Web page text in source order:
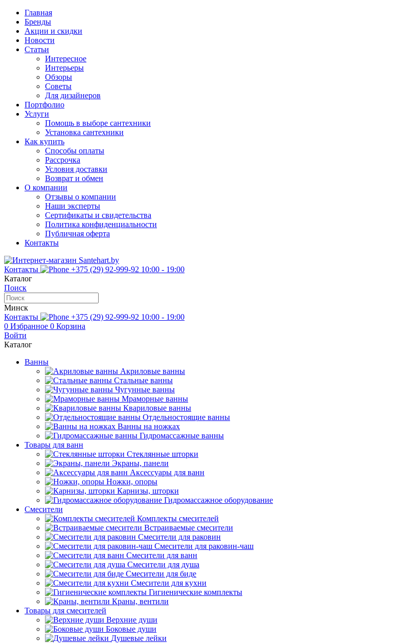
Главная
Бренды
Акции и скидки
Новости
Статьи
Интересное
Интерьеры
Обзоры
Советы
Для дизайнеров
Портфолио
Услуги
Помощь в выборе сантехники
Установка сантехники
Как купить
Способы оплаты
Рассрочка
Условия доставки
Возврат и обмен
О компании
Отзывы о компании
Наши эксперты
Сертификаты и свидетельства
Политика конфиденциальности
Публичная оферта
Контакты
Контакты +375 (29) 92-999-92 10:00 - 19:00
Каталог
Поиск
Минск
Контакты
+375 (29) 92-999-92 10:00 - 19:00
0 Избранное 0 Корзина
Войти
Каталог
Ванны
Акриловые ванны
Стальные ванны
Чугунные ванны
Мраморные ванны
Квариловые ванны
Отдельностоящие ванны
Ванны на ножках
Гидромассажные ванны
Товары для ванн
Стеклянные шторки
Экраны, панели
Аксессуары для ванн
Ножки, опоры
Карнизы, шторки
Гидромассажное оборудование
Смесители
Комплекты смесителей
Встраиваемые смесители
Смесители для раковин
Смесители для раковин-чаш
Смесители для ванн
Смесители для душа
Смесители для биде
Смесители для кухни
Гигиенические комплекты
Краны, вентили
Товары для смесителей
Верхние души
Боковые души
Душевые лейки